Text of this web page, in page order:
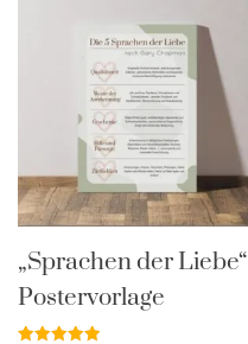
„Sprachen der Liebe“
Postervorlage